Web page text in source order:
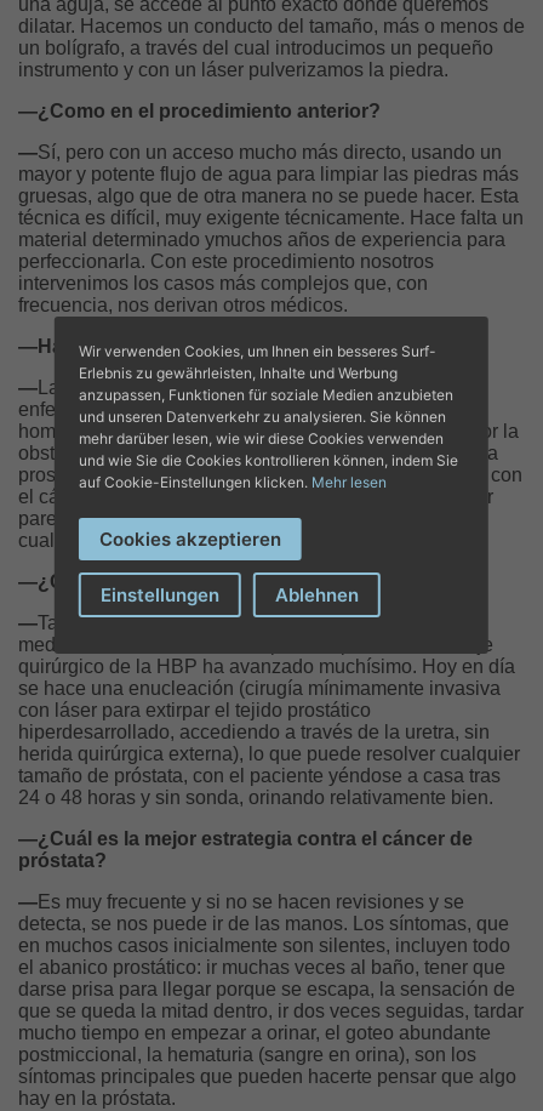
una aguja, se accede al punto exacto donde queremos
dilatar. Hacemos un conducto del tamaño, más o menos de
un bolígrafo, a través del cual introducimos un pequeño
instrumento y con un láser pulverizamos la piedra.
—¿Como en el procedimiento anterior?
—Sí, pero con un acceso mucho más directo, usando un
mayor y potente flujo de agua para limpiar las piedras más
gruesas, algo que de otra manera no se puede hacer. Esta
técnica es difícil, muy exigente técnicamente. Hace falta un
material determinado ymuchos años de experiencia para
perfeccionarla. Con este procedimiento nosotros
intervenimos los casos más complejos que, con
frecuencia, nos derivan otros médicos.
—Hablemos de la hiperplasia benigna de próstata.
— La hiperplasia benigna de próstata (HBP) es una
enfermedad muy popular por su frecuencia entre los
hombres a partir de cierta edad años. Se caracteriza por la
obstrucción de la orina por el crecimiento de la glándula
prostática. Es una patología que no tiene nada que ver con
el cáncer de próstata (aunque sus síntomas pueden ser
parecidos, por lo que hay que consultar siempre ante
cualquier sospecha).
—¿Cómo se resuelve la HBP?
—También tiene varios niveles. El primero es con
medicamentos. Si fracasa se puede operar. El abordaje
quirúrgico de la HBP ha avanzado muchísimo. Hoy en día
se hace una enucleación (cirugía mínimamente invasiva
con láser para extirpar el tejido prostático
hiperdesarrollado, accediendo a través de la uretra, sin
herida quirúrgica externa), lo que puede resolver cualquier
tamaño de próstata, con el paciente yéndose a casa tras
24 o 48 horas y sin sonda, orinando relativamente bien.
—¿Cuál es la mejor estrategia contra el cáncer de
próstata?
—Es muy frecuente y si no se hacen revisiones y se
detecta, se nos puede ir de las manos. Los síntomas, que
en muchos casos inicialmente son silentes, incluyen todo
el abanico prostático: ir muchas veces al baño, tener que
darse prisa para llegar porque se escapa, la sensación de
que se queda la mitad dentro, ir dos veces seguidas, tardar
mucho tiempo en empezar a orinar, el goteo abundante
postmiccional, la hematuria (sangre en orina), son los
síntomas principales que pueden hacerte pensar que algo
hay en la próstata.
Wir verwenden Cookies, um Ihnen ein besseres Surf-
Erlebnis zu gewährleisten, Inhalte und Werbung
anzupassen, Funktionen für soziale Medien anzubieten
und unseren Datenverkehr zu analysieren. Sie können
mehr darüber lesen, wie wir diese Cookies verwenden
und wie Sie die Cookies kontrollieren können, indem Sie
auf Cookie-Einstellungen klicken. Mehr lesen
Cookies akzeptieren
Einstellungen Ablehnen